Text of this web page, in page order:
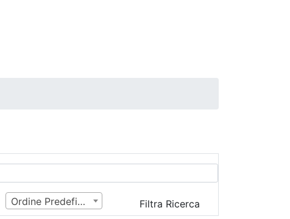
Ordine Predefinito Filtra Ricerca